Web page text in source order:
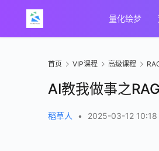
量化绘梦
首页 VIP课程 高级课程
AI教我做事之
稻草人 • 2025-03-12 10:18